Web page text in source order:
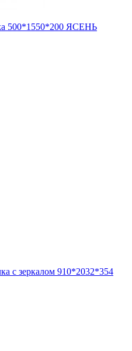
500*1550*200 ЯСЕНЬ
с зеркалом 910*2032*354